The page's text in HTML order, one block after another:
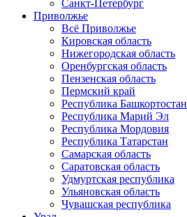
Санкт-Петербург
Приволжье
Всё Приволжье
Кировская область
Нижегородская область
Оренбургская область
Пензенская область
Пермский край
Республика Башкортостан
Республика Марий Эл
Республика Мордовия
Республика Татарстан
Самарская область
Саратовская область
Удмуртская республика
Ульяновская область
Чувашская республика